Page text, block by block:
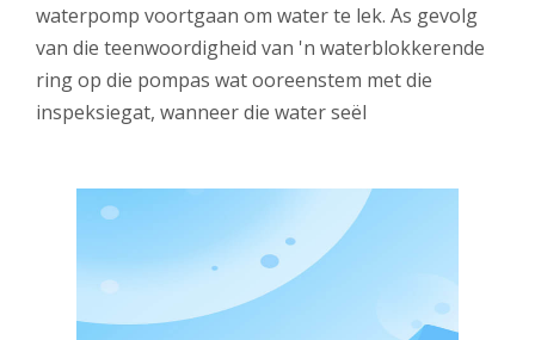
waterpomp voortgaan om water te lek. As gevolg
van die teenwoordigheid van 'n waterblokkerende
ring op die pompas wat ooreenstem met die
inspeksiegat, wanneer die water seël